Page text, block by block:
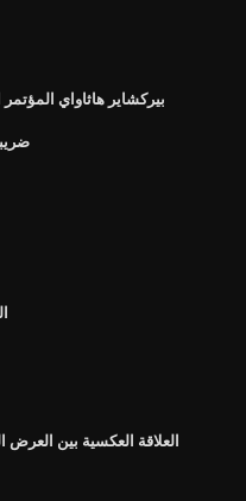
بيركشاير هاثاواي
العلاقة العكسية بين العرض